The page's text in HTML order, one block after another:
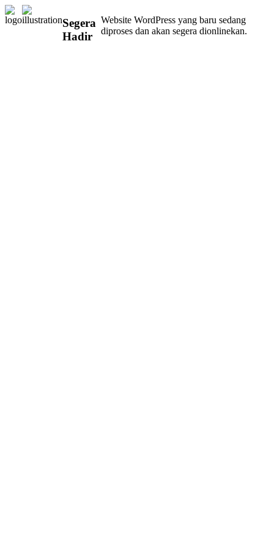
Segera
Hadir
Website WordPress yang baru sedang
diproses dan akan segera dionlinekan.